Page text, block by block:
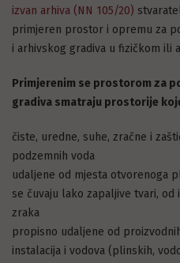
izvan arhiva (NN 105/20)
primjeren prostor i opremu za
i arhivskog gradiva u fizičkom ili
Primjerenim se prostorom za
gradiva smatraju prostorije
čiste, uredne, suhe, zračne i
podzemnih voda
udaljene od mjesta otvorenoga
se čuvaju lako zapaljive tvari, od
zraka
propisno udaljene od
instalacija i vodova (plinskih,